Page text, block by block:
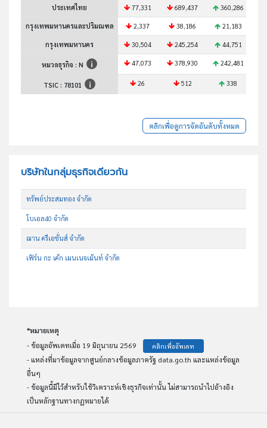
ประเทศไทย 77,331 689,437 360,286
กรุงเทพมหานครและปริมณฑล 2,337 38,186 21,183
กรุงเทพมหานคร 30,504 245,254 44,751
หมวดธุรกิจ : N 47,073 378,930 242,481
TSIC : 78101 26 512 338
คลิกเพื่อดูการจัดอันดับทั้งหมด
บริษัทในกลุ่มธุรกิจเดียวกัน
ทรัพย์ประสมทอง จำกัด
โบเอล40 จำกัด
ฌาน ครีเอชั่นส์ จำกัด
เฟิร์น กะ เค้ก เมนเนจเม้นท์ จำกัด
*หมายเหตุ
- ข้อมูลอัพเดทเมื่อ 19 มิถุนายน 2569
คลิกเพื่ออัพเดท
- แหล่งที่มาข้อมูลจากศูนย์กลางข้อมูลภาครัฐ data.go.th และแหล่งข้อมูล
อื่นๆ
- ข้อมูลนี้มีไว้สำหรับใช้วิเคราะห์เชิงธุรกิจเท่านั้น ไม่สามารถนำไปอ้างอิง
เป็นหลักฐานทางกฏหมายได้